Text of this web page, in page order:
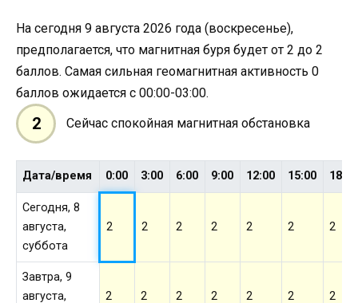
На сегодня 9 августа 2026 года (воскресенье),
предполагается, что магнитная буря будет от 2 до 2
баллов. Самая сильная геомагнитная активность 0
баллов ожидается с 00:00-03:00.
2 Сейчас спокойная магнитная обстановка
Дата/время 0:00 3:00 6:00 9:00 12:00 15:00 18:00
Сегодня, 8
августа,
суббота
2 2 2 2 2 2 2
Завтра, 9
августа,
2 2 2 2 2 2 2